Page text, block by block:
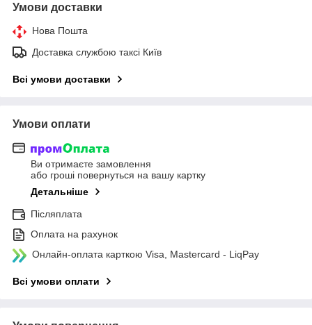
Умови доставки
Нова Пошта
Доставка службою таксі Київ
Всі умови доставки
Умови оплати
Ви отримаєте замовлення
або гроші повернуться на вашу картку
Детальніше
Післяплата
Оплата на рахунок
Онлайн-оплата карткою Visa, Mastercard - LiqPay
Всі умови оплати